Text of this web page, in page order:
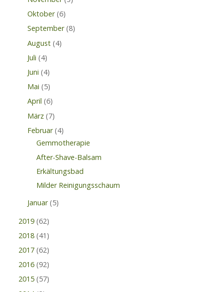
Oktober (6)
September (8)
August (4)
Juli (4)
Juni (4)
Mai (5)
April (6)
März (7)
Februar (4)
Gemmotherapie
After-Shave-Balsam
Erkältungsbad
Milder Reinigungsschaum
Januar (5)
2019 (62)
2018 (41)
2017 (62)
2016 (92)
2015 (57)